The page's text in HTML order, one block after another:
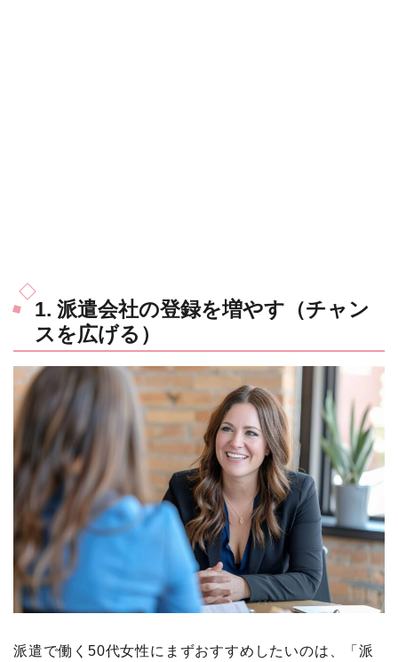
1. 派遣会社の登録を増やす（チャン
スを広げる）
派遣で働く50代女性にまずおすすめしたいのは、「派